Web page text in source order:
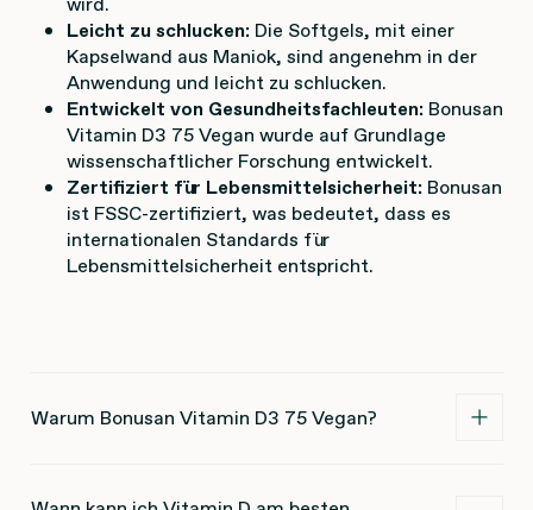
Leicht zu schlucken: Die Softgels, mit einer
Kapselwand aus Maniok, sind angenehm in der
Anwendung und leicht zu schlucken.
Entwickelt von Gesundheitsfachleuten: Bonusan
Vitamin D3 75 Vegan wurde auf Grundlage
wissenschaftlicher Forschung entwickelt.
Zertifiziert für Lebensmittelsicherheit: Bonusan
ist FSSC-zertifiziert, was bedeutet, dass es
internationalen Standards für
Lebensmittelsicherheit entspricht.
Warum Bonusan Vitamin D3 75 Vegan?